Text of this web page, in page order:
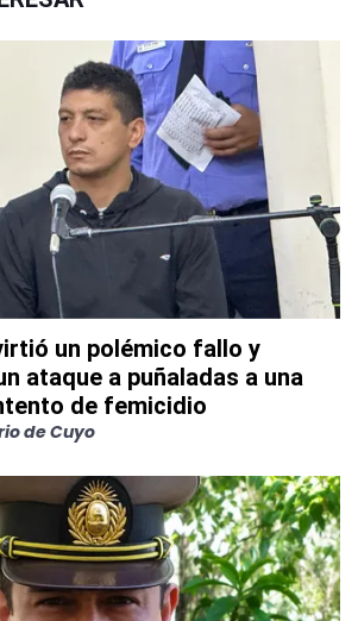
un polémico fallo y
ataque a puñaladas a una
de femicidio
de Cuyo